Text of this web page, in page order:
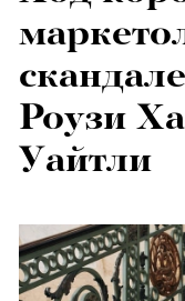
Роузи
Уайтли